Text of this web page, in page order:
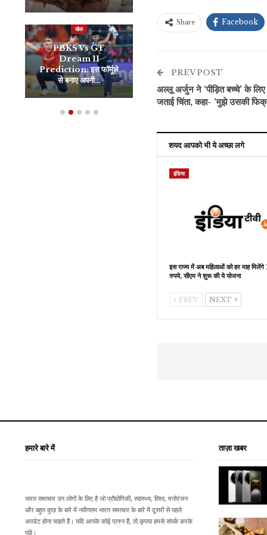
Share Facebook
PREV POST
अल्लू अर्जुन ने ‘पीड़ित बच्चे’ के
जताई चिंता, कहा- ‘मुझे उसकी
शयद आपको भी ये अच्छा लगे
इंडिया
इस राज्य में अब महिलाओं को हर माह
रुपये, सीएम ने शुरू की ये योजना
PREV NEXT
खेल
PBKS Vs GT
Dream 11
Prediction: इस फॉर्मूले
से बनाए अपनी…
भारत में हुआ लॉन्च, 4 अप्रैल
हमारे बारे में
भारत समाचार उन लोगों के लिए है जो प्रौद्योगिकी, स्वास्थ्य, विश्व, मनोरंजन
और बहुत कुछ के बारे में नवीनतम भारत समाचार के बारे में दूसरों से पहले
अपडेट होना चाहते हैं। यदि आपके कोई प्रश्न हैं, तो कृपया हमसे संपर्क करके
पूछें।
ताज़ा खबर